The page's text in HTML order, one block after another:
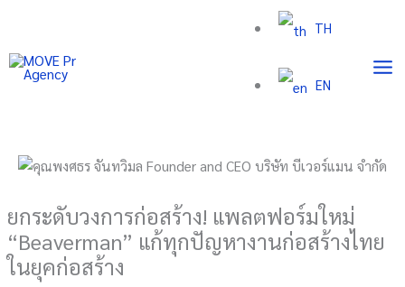
content
TH
EN
ยกระดับวงการก่อสร้าง! แพลตฟอร์มใหม่
“Beaverman” แก้ทุกปัญหางานก่อสร้างไทย
ในยุคก่อสร้าง